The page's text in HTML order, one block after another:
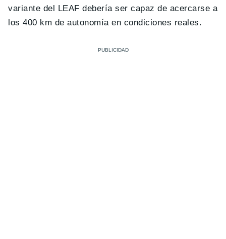
variante del LEAF debería ser capaz de acercarse a
los 400 km de autonomía en condiciones reales.